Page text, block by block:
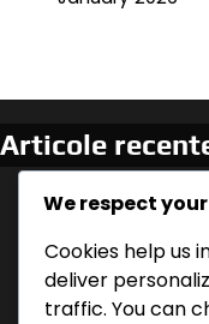
Articole
Germania vs
Statistici ale
Uruguay vs
cheie, Ajustări
We respect
Cookies help us
deliver
traffic. You can